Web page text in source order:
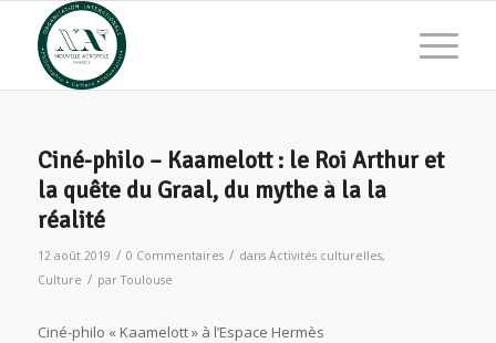
Ciné-philo – Kaamelott : le Roi Arthur et
la quête du Graal, du mythe à la la
réalité
12 août 2019 / 0 Commentaires / dans Activités culturelles,
Culture / parToulouse
Ciné-philo « Kaamelott » à l’Espace Hermès